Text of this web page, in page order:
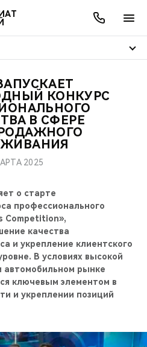
CHERY
СЕРВИСЫ
КОНКУРС
В СФЕРЕ
2025
о старте
профессионального
Competition»,
качества
и укрепление клиентского
В условиях высокой
автомобильном рынке
ключевым элементом в
и укреплении позиций